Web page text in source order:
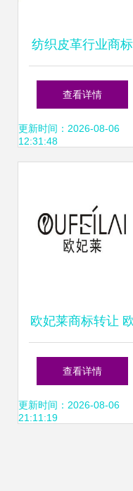
纺织皮革行业商标
转让 快速获取“供
应运输工具”等优质
查看详情
更新时间：2026-08-06
12:31:48
欧妃莱商标转让
妃莱商标买卖 第03
类 日化用品商标转
查看详情
更新时间：2026-08-06
21:11:19